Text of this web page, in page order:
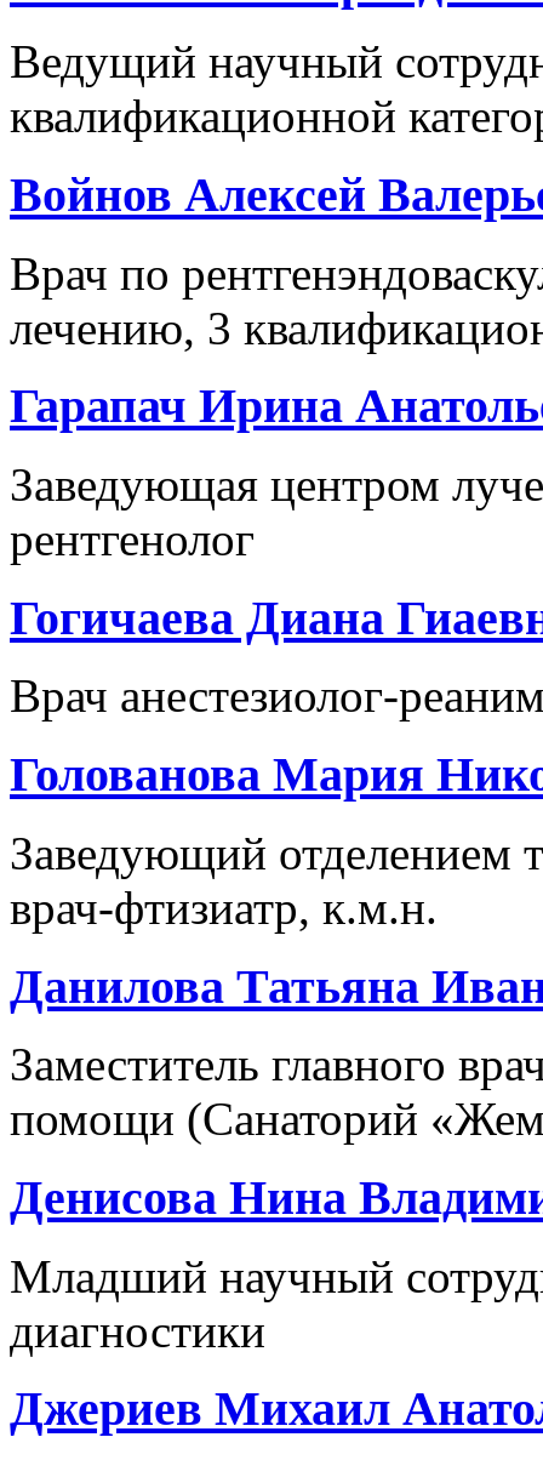
Ведущий научный
квалификационной
Войнов Алексей
Врач по
лечению, 3
Гарапач Ирина
Заведующая центром
рентгенолог
Гогичаева Диана
Врач анестезиолог-
Голованова Мария
Заведующий отделением
врач-фтизиатр, к.м.н.
Данилова Татьяна
Заместитель главного
помощи (Санаторий
Денисова Нина
Младший научный
диагностики
Джериев Михаил